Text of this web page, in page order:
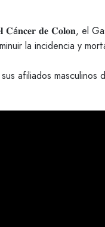
𝐂á𝐧𝐜𝐞𝐫 𝐝𝐞 𝐂𝐨𝐥𝐨𝐧, el
la incidencia y
afiliados